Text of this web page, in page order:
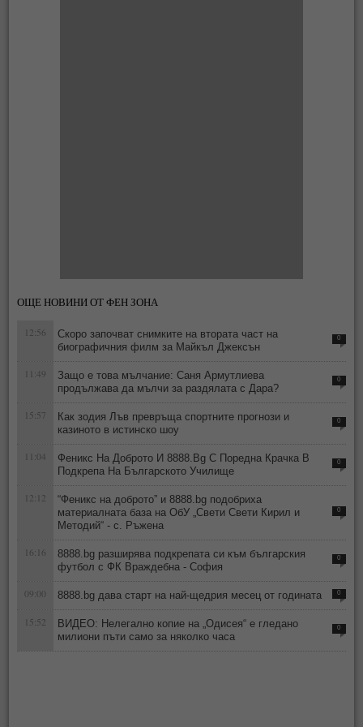
ОЩЕ НОВИНИ ОТ ФЕН ЗОНА
12:56
Скоро започват снимките на втората част на
биографичния филм за Майкъл Джексън
0
11:49
Защо е това мълчание: Саня Армутлиева
продължава да мълчи за раздялата с Дара?
0
15:57
Как зодия Лъв превръща спортните прогнози и
казиното в истинско шоу
0
11:04
Феникс На Доброто И 8888.Bg С Поредна Крачка В
Подкрепа На Българското Училище
0
12:12
“Феникс на доброто” и 8888.bg подобриха
материалната база на ОбУ „Свети Свети Кирил и
Методий“ - с. Ръжена
0
16:16
8888.bg разширява подкрепата си към българския
футбол с ФК Враждебна - София
0
09:00 8888.bg дава старт на най-щедрия месец от годината 0
15:52
ВИДЕО: Нелегално копие на „Одисея“ е гледано
милиони пъти само за няколко часа
0